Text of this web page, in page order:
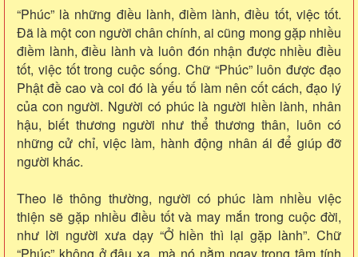
“Phúc” là những điều lành, điềm lành, điều tốt, việc tốt.
Đã là một con người chân chính, ai cũng mong gặp nhiều
điềm lành, điều lành và luôn đón nhận được nhiều điều
tốt, việc tốt trong cuộc sống. Chữ “Phúc” luôn được đạo
Phật đề cao và coi đó là yếu tố làm nên cốt cách, đạo lý
của con người. Người có phúc là người hiền lành, nhân
hậu, biết thương người như thể thương thân, luôn có
những cử chỉ, việc làm, hành động nhân ái để giúp đỡ
người khác.
Theo lẽ thông thường, người có phúc làm nhiều việc
thiện sẽ gặp nhiều điều tốt và may mắn trong cuộc đời,
như lời người xưa dạy “Ở hiền thì lại gặp lành”. Chữ
“Phúc” không ở đâu xa, mà nó nằm ngay trong tâm tính